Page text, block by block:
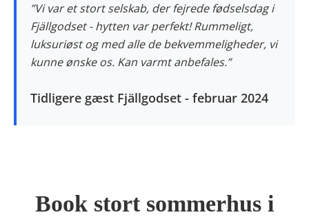
”Vi var et stort selskab, der fejrede fødselsdag i
Fjällgodset - hytten var perfekt! Rummeligt,
luksuriøst og med alle de bekvemmeligheder, vi
kunne ønske os. Kan varmt anbefales.”
Tidligere gæst Fjällgodset - februar 2024
Book stort sommerhus i